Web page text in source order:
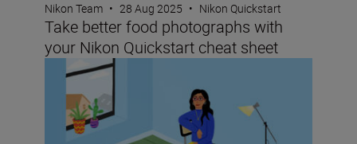
Nikon Team • 28 Aug 2025 • Nikon Quickstart
Take better food photographs with
your Nikon Quickstart cheat sheet
Improve your portrait photography with your Nikon